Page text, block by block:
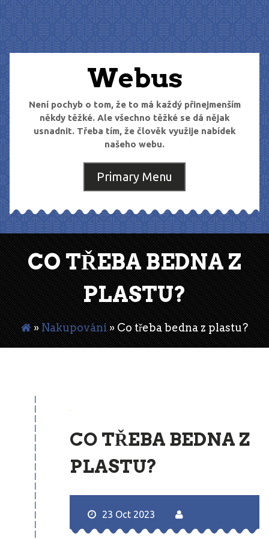
Webus
Není pochyb o tom, že to má každý přinejmenším
někdy těžké. Ale všechno těžké se dá nějak
usnadnit. Třeba tím, že člověk využije nabídek
našeho webu.
Primary Menu
CO TŘEBA BEDNA Z
PLASTU?
» Nakupování » Co třeba bedna z plastu?
CO TŘEBA BEDNA Z
PLASTU?
23 Oct 2023